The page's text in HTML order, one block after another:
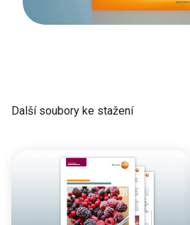
Další soubory ke stažení